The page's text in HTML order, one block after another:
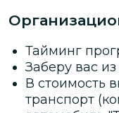
Тайминг
Заберу вас
В стоимость
транспорт